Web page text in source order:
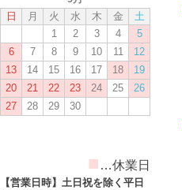
■ …休業日
【営業日時】土日祝を除く平日